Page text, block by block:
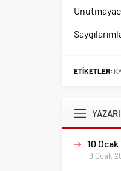
ETİKETLER:
10
9 Ocak